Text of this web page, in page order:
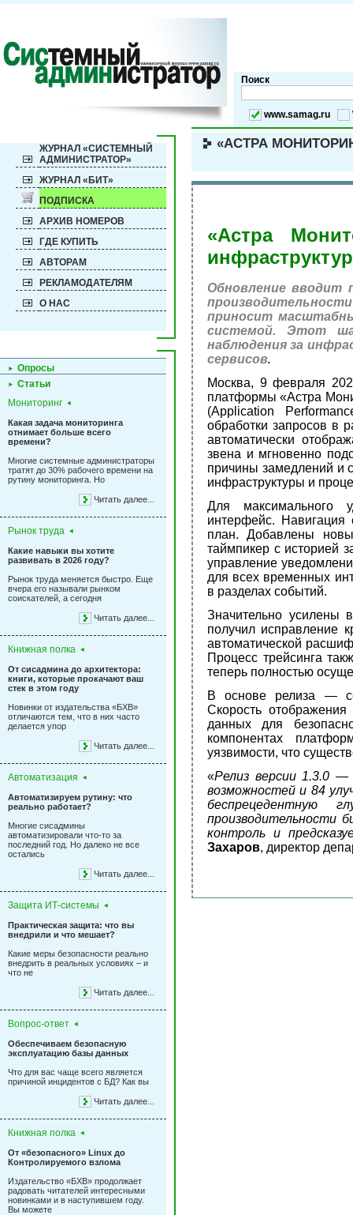
Поиск
www.samag.ru
ЖУРНАЛ «СИСТЕМНЫЙ
АДМИНИСТРАТОР»
ЖУРНАЛ «БИТ»
ПОДПИСКА
АРХИВ НОМЕРОВ
ГДЕ КУПИТЬ
АВТОРАМ
РЕКЛАМОДАТЕЛЯМ
О НАС
Опросы
Статьи
Мониторинг
Какая задача мониторинга
отнимает больше всего
времени?
Многие системные администраторы
тратят до 30% рабочего времени на
рутину мониторинга. Но
Читать далее...
Рынок труда
Какие навыки вы хотите
развивать в 2026 году?
Рынок труда меняется быстро. Еще
вчера его называли рынком
соискателей, а сегодня
Читать далее...
Книжная полка
От сисадмина до архитектора:
книги, которые прокачают ваш
стек в этом году
Новинки от издательства «БХВ»
отличаются тем, что в них часто
делается упор
Читать далее...
Автоматизация
Автоматизируем рутину: что
реально работает?
Многие сисадмины
автоматизировали что-то за
последний год. Но далеко не все
остались
Читать далее...
Защита ИТ-системы
Практическая защита: что вы
внедрили и что мешает?
Какие меры безопасности реально
внедрить в реальных условиях – и
что не
Читать далее...
Вопрос-ответ
Обеспечиваем безопасную
эксплуатацию базы данных
Что для вас чаще всего является
причиной инцидентов с БД? Как вы
Читать далее...
Книжная полка
От «безопасного» Linux до
Контролируемого взлома
Издательство «БХВ» продолжает
радовать читателей интересными
новинками и в наступившем году.
Вы можете
«АСТРА
«Астра
Обновление вводит
приносит
системой. Этот
наблюдения за
сервисов.
Москва, 9 февраля
платформы «Астра
(Application
обработки запросов в
автоматически
звена и мгновенно
причины замедлений и
инфраструктуры и
Для максимального
интерфейс.
план. Добавлены
таймпикер с историей
управление
для всех временных
в разделах событий.
Значительно усилены
получил исправление
автоматической
Процесс трейсинга
теперь полностью
В основе релиза —
Скорость
данных для
компонентах
уязвимости, что
«Релиз версии 1.3.0
возможностей и 84
беспрецедентную
производительности
контроль и
Захаров, директор